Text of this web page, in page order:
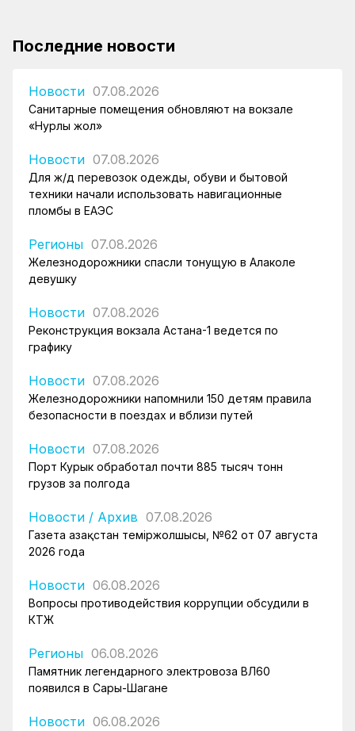
Последние новости
Новости 07.08.2026
Санитарные помещения обновляют на вокзале
«Нурлы жол»
Новости 07.08.2026
Для ж/д перевозок одежды, обуви и бытовой
техники начали использовать навигационные
пломбы в ЕАЭС
Регионы 07.08.2026
Железнодорожники спасли тонущую в Алаколе
девушку
Новости 07.08.2026
Реконструкция вокзала Астана-1 ведется по
графику
Новости 07.08.2026
Железнодорожники напомнили 150 детям правила
безопасности в поездах и вблизи путей
Новости 07.08.2026
Порт Курык обработал почти 885 тысяч тонн
грузов за полгода
Новости / Архив 07.08.2026
Газета Қазақстан теміржолшысы, №62 от 07 августа
2026 года
Новости 06.08.2026
Вопросы противодействия коррупции обсудили в
КТЖ
Регионы 06.08.2026
Памятник легендарного электровоза ВЛ60
появился в Сары-Шагане
Новости 06.08.2026